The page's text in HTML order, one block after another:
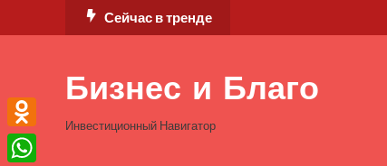
к
Сейчас в тренде
Бизнес и Благо
Инвестиционный Навигатор
Odnoklassniki